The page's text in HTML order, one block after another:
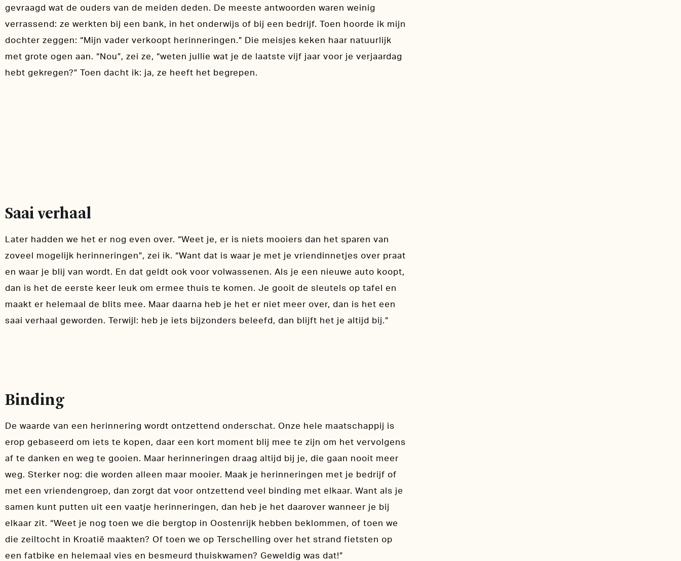
gevraagd wat de ouders van de meiden deden. De meeste antwoorden waren weinig
verrassend: ze werkten bij een bank, in het onderwijs of bij een bedrijf. Toen hoorde ik mijn
dochter zeggen: “Mijn vader verkoopt herinneringen.” Die meisjes keken haar natuurlijk
met grote ogen aan. “Nou”, zei ze, “weten jullie wat je de laatste vijf jaar voor je verjaardag
hebt gekregen?” Toen dacht ik: ja, ze heeft het begrepen.
Saai verhaal
Later hadden we het er nog even over. “Weet je, er is niets mooiers dan het sparen van
zoveel mogelijk herinneringen”, zei ik. “Want dat is waar je met je vriendinnetjes over praat
en waar je blij van wordt. En dat geldt ook voor volwassenen. Als je een nieuwe auto koopt,
dan is het de eerste keer leuk om ermee thuis te komen. Je gooit de sleutels op tafel en
maakt er helemaal de blits mee. Maar daarna heb je het er niet meer over, dan is het een
saai verhaal geworden. Terwijl: heb je iets bijzonders beleefd, dan blijft het je altijd bij.”
Binding
De waarde van een herinnering wordt ontzettend onderschat. Onze hele maatschappij is
erop gebaseerd om iets te kopen, daar een kort moment blij mee te zijn om het vervolgens
af te danken en weg te gooien. Maar herinneringen draag altijd bij je, die gaan nooit meer
weg. Sterker nog: die worden alleen maar mooier. Maak je herinneringen met je bedrijf of
met een vriendengroep, dan zorgt dat voor ontzettend veel binding met elkaar. Want als je
samen kunt putten uit een vaatje herinneringen, dan heb je het daarover wanneer je bij
elkaar zit. “Weet je nog toen we die bergtop in Oostenrijk hebben beklommen, of toen we
die zeiltocht in Kroatië maakten? Of toen we op Terschelling over het strand fietsten op
een fatbike en helemaal vies en besmeurd thuiskwamen? Geweldig was dat!”